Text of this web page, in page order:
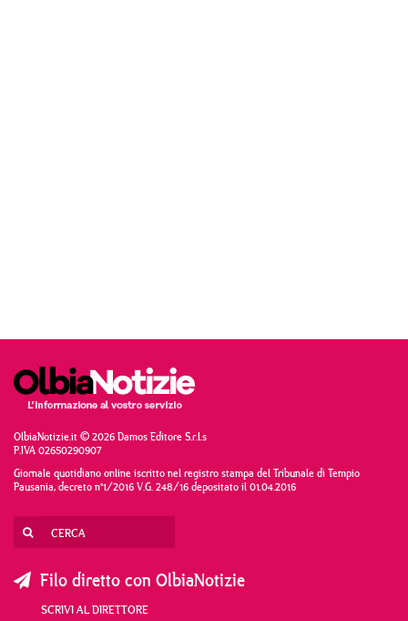
OlbiaNotizie.it © 2026 Damos Editore S.r.l.s
P.IVA 02650290907
Giornale quotidiano online iscritto nel registro stampa del Tribunale di Tempio
Pausania, decreto n°1/2016 V.G. 248/16 depositato il 01.04.2016
Filo diretto con OlbiaNotizie
SCRIVI AL DIRETTORE